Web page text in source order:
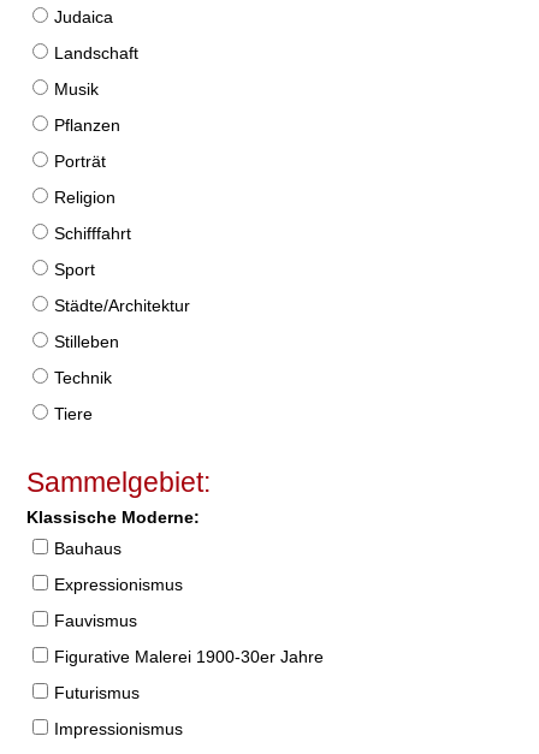
Judaica
Landschaft
Musik
Pflanzen
Porträt
Religion
Schifffahrt
Sport
Städte/Architektur
Stilleben
Technik
Tiere
Sammelgebiet:
Klassische Moderne:
Bauhaus
Expressionismus
Fauvismus
Figurative Malerei 1900-30er Jahre
Futurismus
Impressionismus